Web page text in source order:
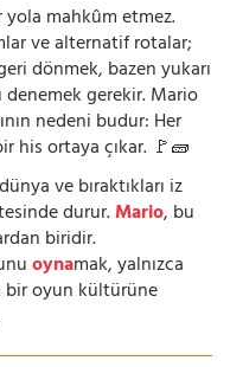
mahkûm etmez.
ve alternatif rotalar;
dönmek, bazen yukarı
denemek gerekir. Mario
nedeni budur: Her
his ortaya çıkar. 🚩🧱
ve bıraktıkları iz
durur.Mario, bu
biridir.
oynamak, yalnızca
bir oyun kültürüne